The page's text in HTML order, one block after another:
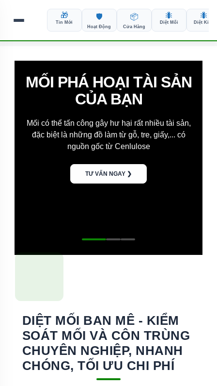
🎁
Tin Mới
🛡️
Hoạt Động
📦
Cửa Hàng
🐜
Diệt Mối
🐜
Diệt Kiến
MỐI PHÁ HOẠI TÀI SẢN
CỦA BẠN
Mối có thể tấn công gây hư hại rất nhiều tài sản,
đặc biệt là những đồ làm từ gỗ, tre, giấy,... có
nguồn gốc từ Cenlulose
TƯ VẤN NGAY ❯
MỐI GÂY NGUY HIỂM
CHO CÔNG TRÌNH
Mối có khả năng tàn phá kinh khung gây sụt lún,
nghiêng, sập công trình từ nhỏ tới lớn hay siêu
lớn.
CỨU HỘ KHẨN CẤP ❯
MỐI GÂY HẠI CHO MÙA
MÀNG & ĐỜI SỐNG
Bạn cần dịch vụ kiểm soát côn trùng chất lượng,
Alo ngay đã có chúng tôi hỗ trợ
DIỆT MỐI BAN MÊ - KIỂM
SOÁT MỐI VÀ CÔN TRÙNG
CHUYÊN NGHIỆP, NHANH
CHÓNG, TỐI ƯU CHI PHÍ